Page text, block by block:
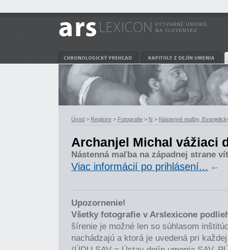
Úvod > Registre > Fotografie > N > Nástenné maľby,
Archanjel Michal vážiaci
Nástenná maľba na západnej strane
Viac informácií po prihlásení...
Upozornenie!
Všetky fotografie v Arslexicone
šírenie je možné len so súhlasom
nachádzajú a ktorá je uvedená pri